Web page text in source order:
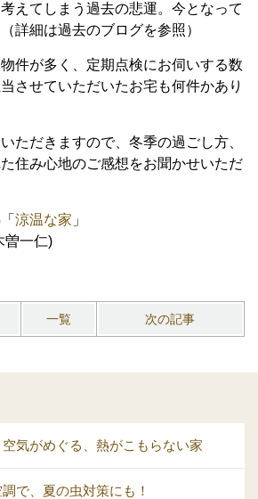
えてしまう過去の悲運。今となって
詳細は過去のブログを参照）
件が多く、定期点検にお伺いする数
させていただいたお宅も何件かあり
ただきますので、冬季の過ごし方、
住み心地のご感想をお聞かせいただ
涼温な家 」
一仁)
一覧 次の記事
気がめぐる、熱がこもらない家
で、夏の虫対策にも！